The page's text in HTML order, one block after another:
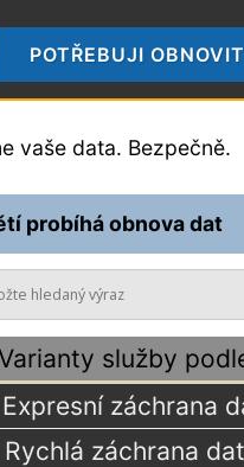
POTŘEBUJI
vaše data. Bezpečně.
probíhá obnova dat
Varianty služby
Expresní záchrana
Rychlá záchrana